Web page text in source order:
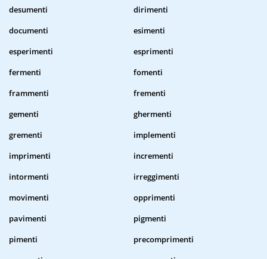
desumenti
dirimenti
documenti
esimenti
esperimenti
esprimenti
fermenti
fomenti
frammenti
frementi
gementi
ghermenti
grementi
implementi
imprimenti
incrementi
intormenti
irreggimenti
movimenti
opprimenti
pavimenti
pigmenti
pimenti
precomprimenti